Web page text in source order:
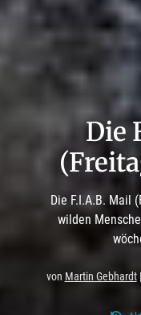
Die
Die F.I.A.B. Mail
wilden
von Martin Gebhardt|